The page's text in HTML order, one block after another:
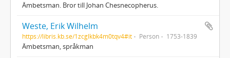
Ämbetsman. Bror till Johan Chesnecopherus.
Weste, Erik Wilhelm
https://libris.kb.se/1zcglkbk4m0tqv4#it Person 1753-1839
Ämbetsman, språkman